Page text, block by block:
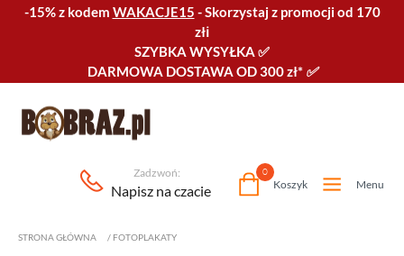
-15% z kodem WAKACJE15 -Skorzystaj z promocji od 170
złℹ️
SZYBKA WYSYŁKA ✅
DARMOWA DOSTAWA OD 300 zł* ✅
Zadzwoń:
Napisz na czacie Koszyk
0
Menu
STRONA GŁÓWNA / FOTOPLAKATY